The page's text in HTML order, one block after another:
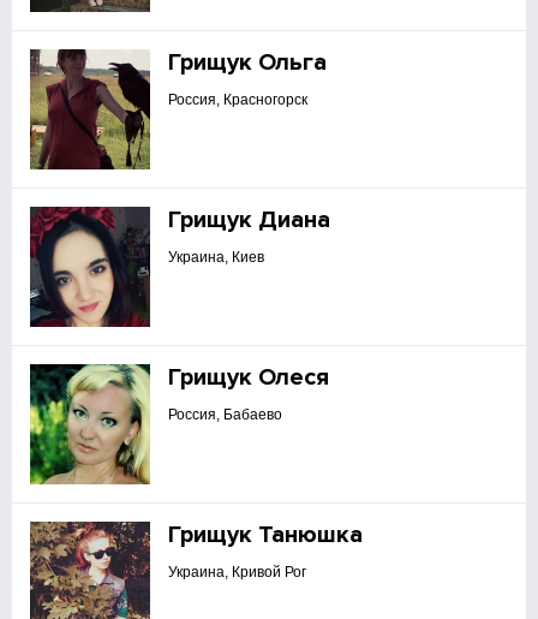
Грищук Ольга
Россия, Красногорск
Грищук Диана
Украина, Киев
Грищук Олеся
Россия, Бабаево
Грищук Танюшка
Украина, Кривой Рог